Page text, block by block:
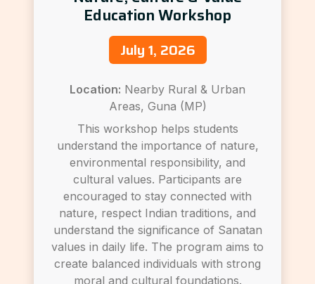
Education Workshop
July 1, 2026
Location: Nearby Rural & Urban
Areas, Guna (MP)
This workshop helps students
understand the importance of nature,
environmental responsibility, and
cultural values. Participants are
encouraged to stay connected with
nature, respect Indian traditions, and
understand the significance of Sanatan
values in daily life. The program aims to
create balanced individuals with strong
moral and cultural foundations.